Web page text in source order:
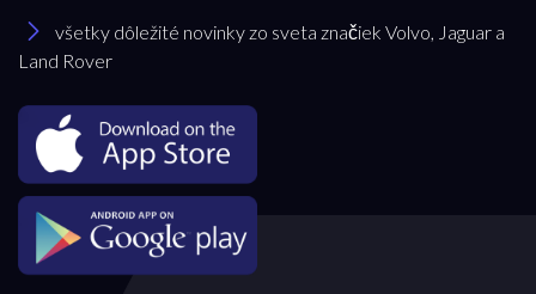
Plugin hybrid
Prevodovka
Automatická
Automatická – bezstupňová
Manuálna
všetky dôležité novinky zo sveta značiek Volvo, Jaguar a
Land Rover